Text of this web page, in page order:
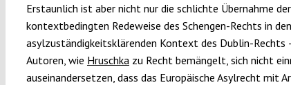
Erstaunlich ist aber nicht nur die schlichte Übernahme der
kontextbedingten Redeweise des Schengen-Rechts in den
asylzuständigkeitsklärenden Kontext des Dublin-Rechts
Autoren, wie Hruschka zu Recht bemängelt, sich nicht
auseinandersetzen, dass das Europäische Asylrecht mit